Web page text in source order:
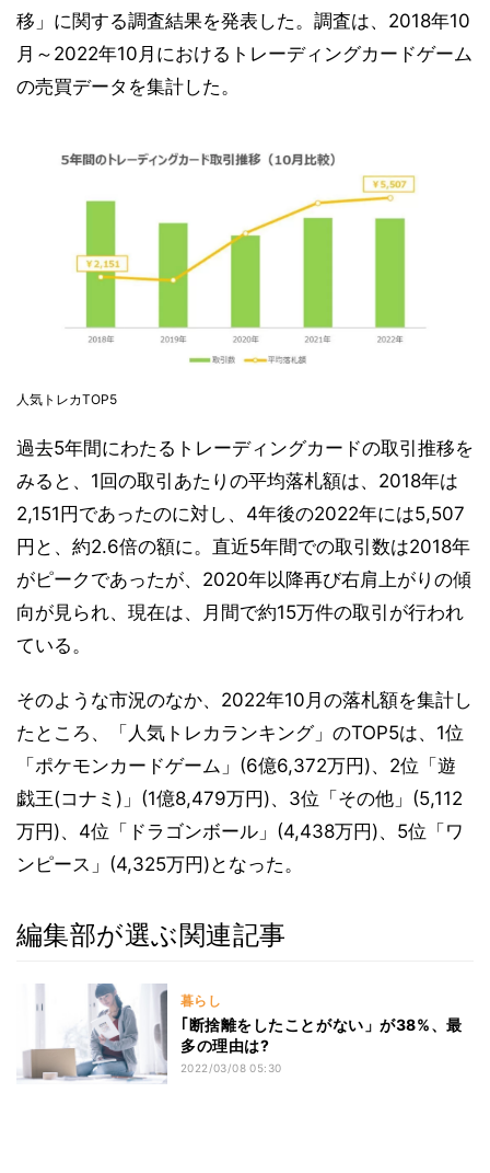
移」に関する調査結果を発表した。調査は、2018年10
月～2022年10月におけるトレーディングカードゲーム
の売買データを集計した。
人気トレカTOP5
過去5年間にわたるトレーディングカードの取引推移を
みると、1回の取引あたりの平均落札額は、2018年は
2,151円であったのに対し、4年後の2022年には5,507
円と、約2.6倍の額に。直近5年間での取引数は2018年
がピークであったが、2020年以降再び右肩上がりの傾
向が見られ、現在は、月間で約15万件の取引が行われ
ている。
そのような市況のなか、2022年10月の落札額を集計し
たところ、「人気トレカランキング」のTOP5は、1位
「ポケモンカードゲーム」(6億6,372万円)、2位「遊
戯王(コナミ)」(1億8,479万円)、3位「その他」(5,112
万円)、4位「ドラゴンボール」(4,438万円)、5位「ワ
ンピース」(4,325万円)となった。
編集部が選ぶ関連記事
暮らし
｢断捨離をしたことがない」が38%、最
多の理由は?
2022/03/08 05:30